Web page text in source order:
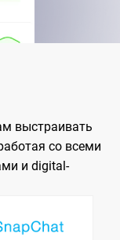
выстраивать
со всеми
и digital-